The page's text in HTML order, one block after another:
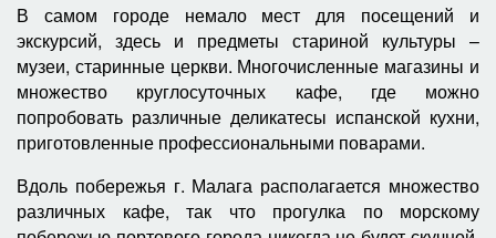
В самом городе немало мест для посещений и
экскурсий, здесь и предметы стариной культуры –
музеи, старинные церкви. Многочисленные магазины и
множество круглосуточных кафе, где можно
попробовать различные деликатесы испанской кухни,
приготовленные профессиональными поварами.
Вдоль побережья г. Малага располагается множество
различных кафе, так что прогулка по морскому